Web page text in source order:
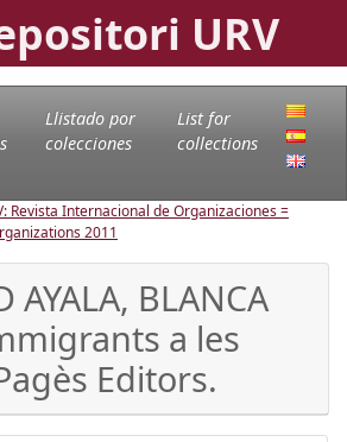
URV
Llistado por
colecciones
List for
collections
Revista Internacional de Organizaciones =
2011
AYALA, BLANCA
a les
Editors.